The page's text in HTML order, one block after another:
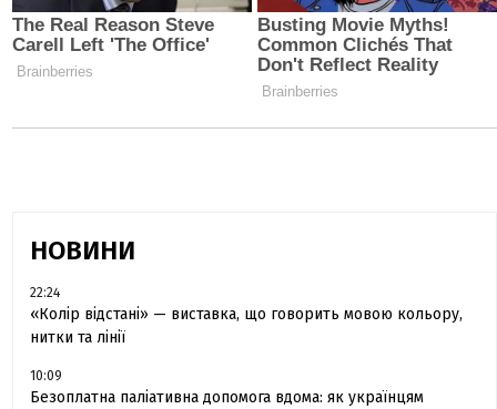
НОВИНИ
22:24
«Колір відстані» — виставка, що говорить мовою кольору,
нитки та лінії
10:09
Безоплатна паліативна допомога вдома: як українцям